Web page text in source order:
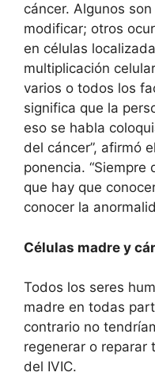
cáncer. Algunos
modificar; otros
en células
multiplicación
varios o todos los
significa que la
eso se habla
del cáncer”, afirmó
ponencia.
que hay que
conocer la
Células madre y
Todos los seres
madre en todas
contrario no
regenerar o reparar
del IVIC.